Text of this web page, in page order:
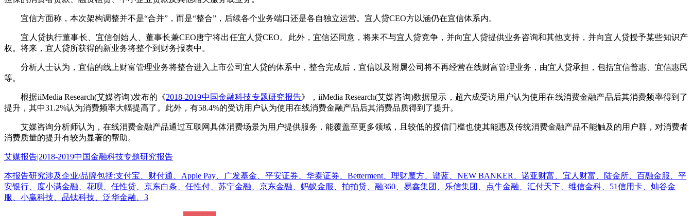
宜信方面称，本次架构调整并不是“合并”，而是“整合”，后续各个业务端口还是各自独立运营。宜人贷CEO方以涵仍在宜信体系内。
宜人贷执行董事长、宜信创始人、董事长兼CEO唐宁将出任宜人贷CEO。此外，宜信还同意，将来不与宜人贷竞争，并向宜人贷提供业务咨询和其他支持，并向宜人贷授予某些知识产
权。将来，宜人贷所获得的新业务将整个到财务报表中。
分析人士认为，宜信的线上财富管理业务将整合进入上市公司宜人贷的体系中，整合完成后，宜信以及附属公司将不再经营在线财富管理业务，由宜人贷承担，包括宜信普惠、宜信惠民
等。
根据iiMedia Research(艾媒咨询)发布的《2018-2019中国金融科技专题研究报告》，iiMedia Research(艾媒咨询)数据显示，超六成受访用户认为使用在线消费金融产品后其消费频率得到了
提升，其中31.2%认为消费频率大幅提高了。此外，有58.4%的受访用户认为使用在线消费金融产品后其消费品质得到了提升。
艾媒咨询分析师认为，在线消费金融产品通过互联网具体消费场景为用户提供服务，能覆盖至更多领域，且较低的授信门槛也使其能惠及传统消费金融产品不能触及的用户群，对消费者
消费质量的提升有较为显著的帮助。
艾媒报告|2018-2019中国金融科技专题研究报告
本报告研究涉及企业/品牌包括:支付宝、财付通、Apple Pay、广发基金、平安证券、华泰证券、Betterment、理财魔方、谱蓝、NEW BANKER、诺亚财富、宜人财富、陆金所、百融金服、平
安银行、度小满金融、花呗、任性贷、京东白条、任性付、苏宁金融、京东金融、蚂蚁金服、拍拍贷、融360、易鑫集团、乐信集团、点牛金融、汇付天下、维信金科、51信用卡、灿谷金
服、小赢科技、品钛科技、泛华金融、3